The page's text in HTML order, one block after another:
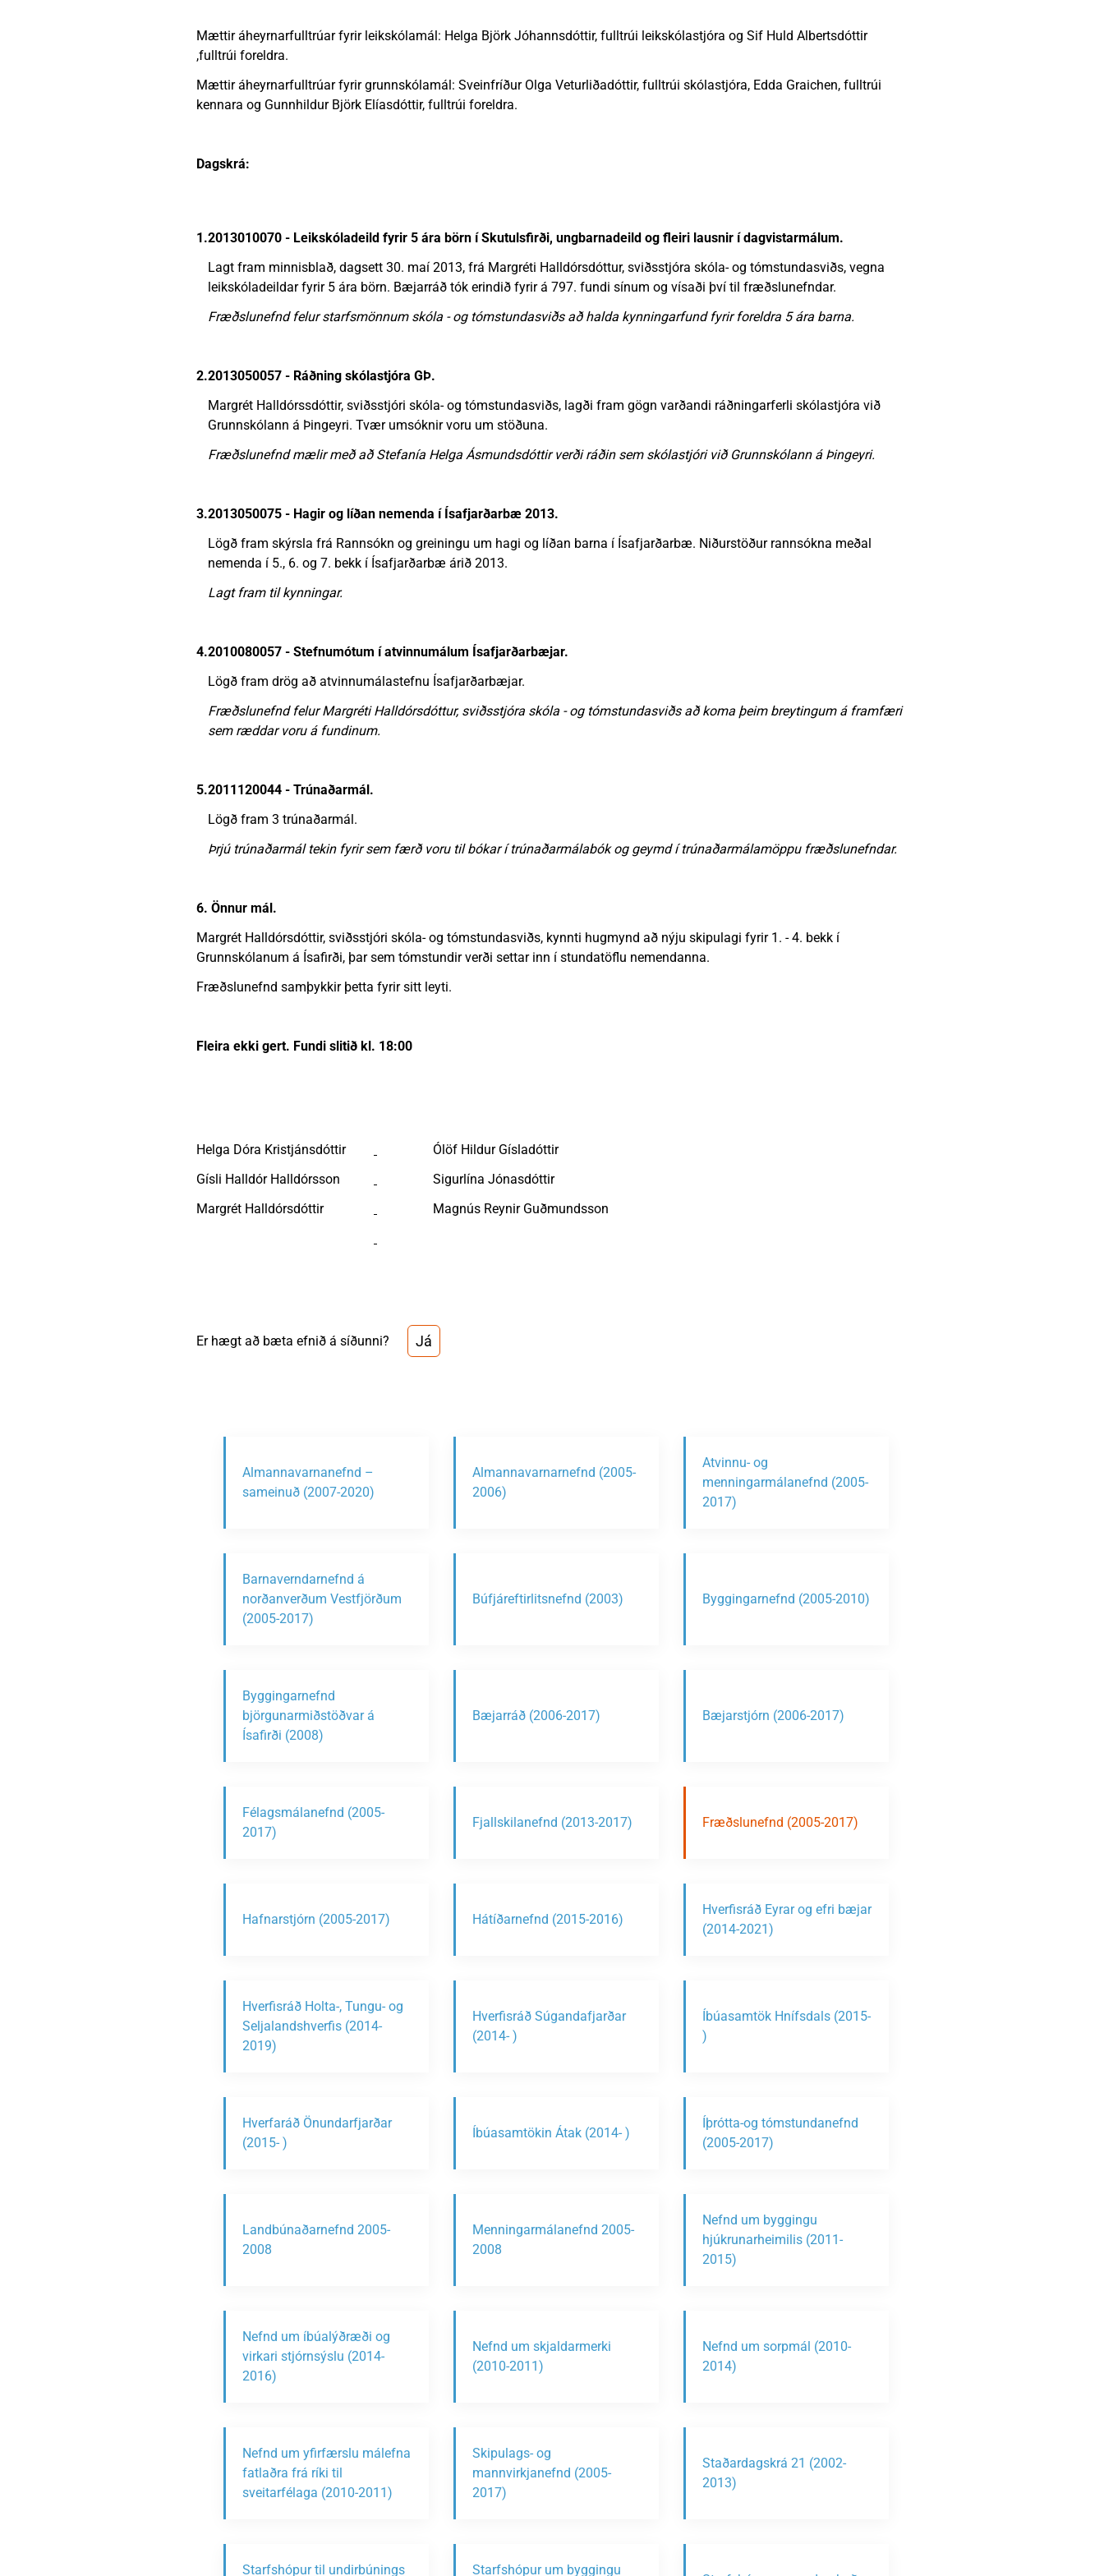
Mættir áheyrnarfulltrúar fyrir leikskólamál: Helga Björk Jóhannsdóttir, fulltrúi leikskólastjóra og Sif Huld Albertsdóttir
,fulltrúi foreldra.
Mættir áheyrnarfulltrúar fyrir grunnskólamál: Sveinfríður Olga Veturliðadóttir, fulltrúi skólastjóra, Edda Graichen, fulltrúi
kennara og Gunnhildur Björk Elíasdóttir, fulltrúi foreldra.
Dagskrá:
1.2013010070 - Leikskóladeild fyrir 5 ára börn í Skutulsfirði, ungbarnadeild og fleiri lausnir í dagvistarmálum.
Lagt fram minnisblað, dagsett 30. maí 2013, frá Margréti Halldórsdóttur, sviðsstjóra skóla- og tómstundasviðs, vegna
leikskóladeildar fyrir 5 ára börn. Bæjarráð tók erindið fyrir á 797. fundi sínum og vísaði því til fræðslunefndar.
Fræðslunefnd felur starfsmönnum skóla - og tómstundasviðs að halda kynningarfund fyrir foreldra 5 ára barna.
2.2013050057 - Ráðning skólastjóra GÞ.
Margrét Halldórssdóttir, sviðsstjóri skóla- og tómstundasviðs, lagði fram gögn varðandi ráðningarferli skólastjóra við
Grunnskólann á Þingeyri. Tvær umsóknir voru um stöðuna.
Fræðslunefnd mælir með að Stefanía Helga Ásmundsdóttir verði ráðin sem skólastjóri við Grunnskólann á Þingeyri.
3.2013050075 - Hagir og líðan nemenda í Ísafjarðarbæ 2013.
Lögð fram skýrsla frá Rannsókn og greiningu um hagi og líðan barna í Ísafjarðarbæ. Niðurstöður rannsókna meðal
nemenda í 5., 6. og 7. bekk í Ísafjarðarbæ árið 2013.
Lagt fram til kynningar.
4.2010080057 - Stefnumótum í atvinnumálum Ísafjarðarbæjar.
Lögð fram drög að atvinnumálastefnu Ísafjarðarbæjar.
Fræðslunefnd felur Margréti Halldórsdóttur, sviðsstjóra skóla - og tómstundasviðs að koma þeim breytingum á framfæri
sem ræddar voru á fundinum.
5.2011120044 - Trúnaðarmál.
Lögð fram 3 trúnaðarmál.
Þrjú trúnaðarmál tekin fyrir sem færð voru til bókar í trúnaðarmálabók og geymd í trúnaðarmálamöppu fræðslunefndar.
6. Önnur mál.
Margrét Halldórsdóttir, sviðsstjóri skóla- og tómstundasviðs, kynnti hugmynd að nýju skipulagi fyrir 1. - 4. bekk í
Grunnskólanum á Ísafirði, þar sem tómstundir verði settar inn í stundatöflu nemendanna.
Fræðslunefnd samþykkir þetta fyrir sitt leyti.
Fleira ekki gert. Fundi slitið kl. 18:00
Helga Dóra Kristjánsdóttir
Ólöf Hildur Gísladóttir
Gísli Halldór Halldórsson
Sigurlína Jónasdóttir
Margrét Halldórsdóttir
Magnús Reynir Guðmundsson
Er hægt að bæta efnið á síðunni? Já
Almannavarnanefnd –
sameinuð (2007-2020)
Almannavarnarnefnd (2005-
2006)
Atvinnu- og
menningarmálanefnd (2005-
2017)
Barnaverndarnefnd á
norðanverðum Vestfjörðum
(2005-2017)
Búfjáreftirlitsnefnd (2003) Byggingarnefnd (2005-2010)
Byggingarnefnd
björgunarmiðstöðvar á
Ísafirði (2008)
Bæjarráð (2006-2017) Bæjarstjórn (2006-2017)
Félagsmálanefnd (2005-
2017)
Fjallskilanefnd (2013-2017) Fræðslunefnd (2005-2017)
Hafnarstjórn (2005-2017) Hátíðarnefnd (2015-2016)
Hverfisráð Eyrar og efri bæjar
(2014-2021)
Hverfisráð Holta-, Tungu- og
Seljalandshverfis (2014-
2019)
Hverfisráð Súgandafjarðar
(2014- )
Íbúasamtök Hnífsdals (2015-
)
Hverfaráð Önundarfjarðar
(2015- )
Íbúasamtökin Átak (2014- )
Íþrótta-og tómstundanefnd
(2005-2017)
Landbúnaðarnefnd 2005-
2008
Menningarmálanefnd 2005-
2008
Nefnd um byggingu
hjúkrunarheimilis (2011-
2015)
Nefnd um íbúalýðræði og
virkari stjórnsýslu (2014-
2016)
Nefnd um skjaldarmerki
(2010-2011)
Nefnd um sorpmál (2010-
2014)
Nefnd um yfirfærslu málefna
fatlaðra frá ríki til
sveitarfélaga (2010-2011)
Skipulags- og
mannvirkjanefnd (2005-
2017)
Staðardagskrá 21 (2002-
2013)
Starfshópur til undirbúnings Starfshópur um byggingu